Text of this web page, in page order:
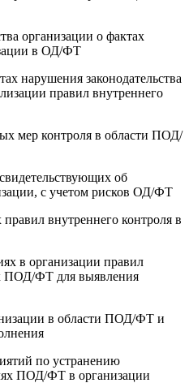
организации о фактах
в ОД/ФТ
нарушения законодательства
правил внутреннего
мер контроля в области ПОД/
об
с учетом рисков ОД/ФТ
внутреннего контроля в
в организации правил
ПОД/ФТ для выявления
в области ПОД/ФТ и
по устранению
ПОД/ФТ в организации